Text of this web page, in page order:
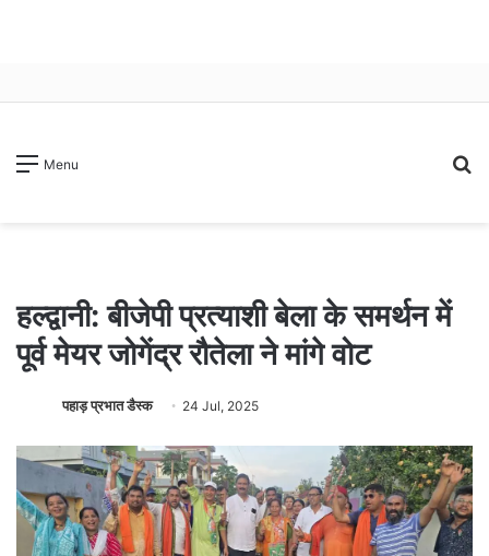
Menu
हल्द्वानी: बीजेपी प्रत्याशी बेला के समर्थन में
पूर्व मेयर जोगेंद्र रौतेला ने मांगे वोट
पहाड़ प्रभात डैस्क 24 Jul, 2025